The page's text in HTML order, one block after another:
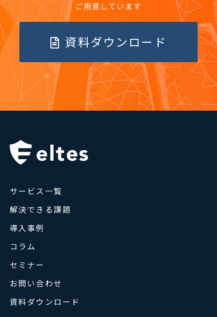
ご用意しています
資料ダウンロード
サービス一覧
解決できる課題
導入事例
コラム
セミナー
お問い合わせ
資料ダウンロード